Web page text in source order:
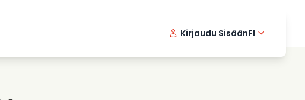
Kirjaudu SisäänFI